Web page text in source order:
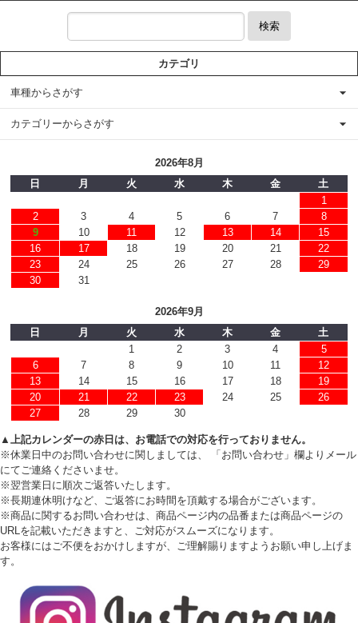
検索
カテゴリ
車種からさがす
カテゴリーからさがす
2026年8月
日
月 火 水 木 金
土
1
2
3 4 5 6 7
8
9
10 11 12 13 14
15
16
17 18 19 20 21
22
23
24 25 26 27 28
29
30
31
2026年9月
日
月 火 水 木 金
土
1
2 3 4
5
6
7 8 9 10 11
12
13
14 15 16 17 18
19
20
21 22 23 24 25
26
27
28 29 30
▲上記カレンダーの赤日は、お電話での対応を行っておりません。
※休業日中のお問い合わせに関しましては、 「お問い合わせ」欄よりメール
にてご連絡くださいませ。
※翌営業日に順次ご返答いたします。
※長期連休明けなど、ご返答にお時間を頂戴する場合がございます。
※商品に関するお問い合わせは、商品ページ内の品番または商品ページの
URLを記載いただきますと、ご対応がスムーズになります。
お客様にはご不便をおかけしますが、ご理解賜りますようお願い申し上げま
す。